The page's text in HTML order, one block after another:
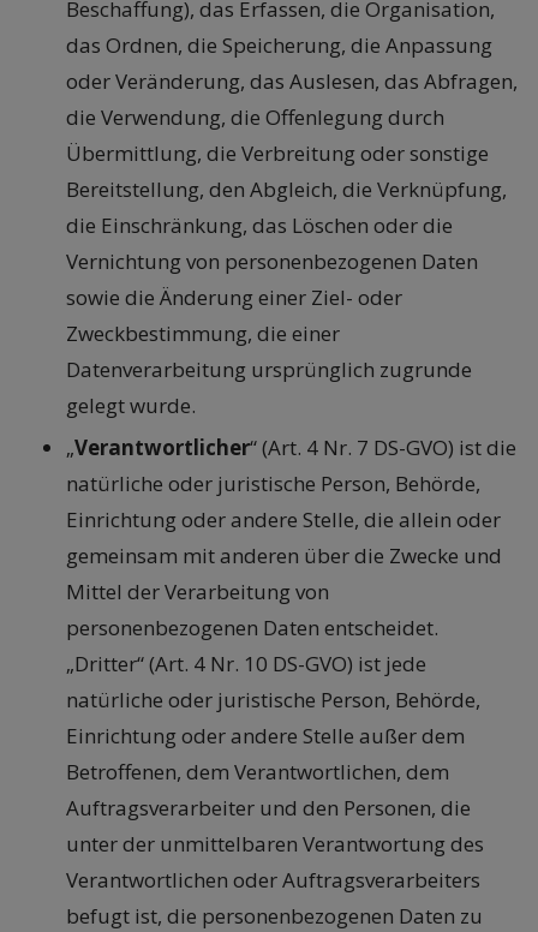
Beschaffung), das Erfassen, die Organisation,
das Ordnen, die Speicherung, die Anpassung
oder Veränderung, das Auslesen, das Abfragen,
die Verwendung, die Offenlegung durch
Übermittlung, die Verbreitung oder sonstige
Bereitstellung, den Abgleich, die Verknüpfung,
die Einschränkung, das Löschen oder die
Vernichtung von personenbezogenen Daten
sowie die Änderung einer Ziel- oder
Zweckbestimmung, die einer
Datenverarbeitung ursprünglich zugrunde
gelegt wurde.
„Verantwortlicher“ (Art. 4 Nr. 7 DS-GVO) ist die
natürliche oder juristische Person, Behörde,
Einrichtung oder andere Stelle, die allein oder
gemeinsam mit anderen über die Zwecke und
Mittel der Verarbeitung von
personenbezogenen Daten entscheidet.
„Dritter“ (Art. 4 Nr. 10 DS-GVO) ist jede
natürliche oder juristische Person, Behörde,
Einrichtung oder andere Stelle außer dem
Betroffenen, dem Verantwortlichen, dem
Auftragsverarbeiter und den Personen, die
unter der unmittelbaren Verantwortung des
Verantwortlichen oder Auftragsverarbeiters
befugt ist, die personenbezogenen Daten zu